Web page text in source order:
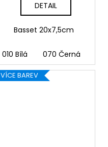
DETAIL
Basset 20x7,5cm
010 Bílá 070 Černá
VÍCE BAREV